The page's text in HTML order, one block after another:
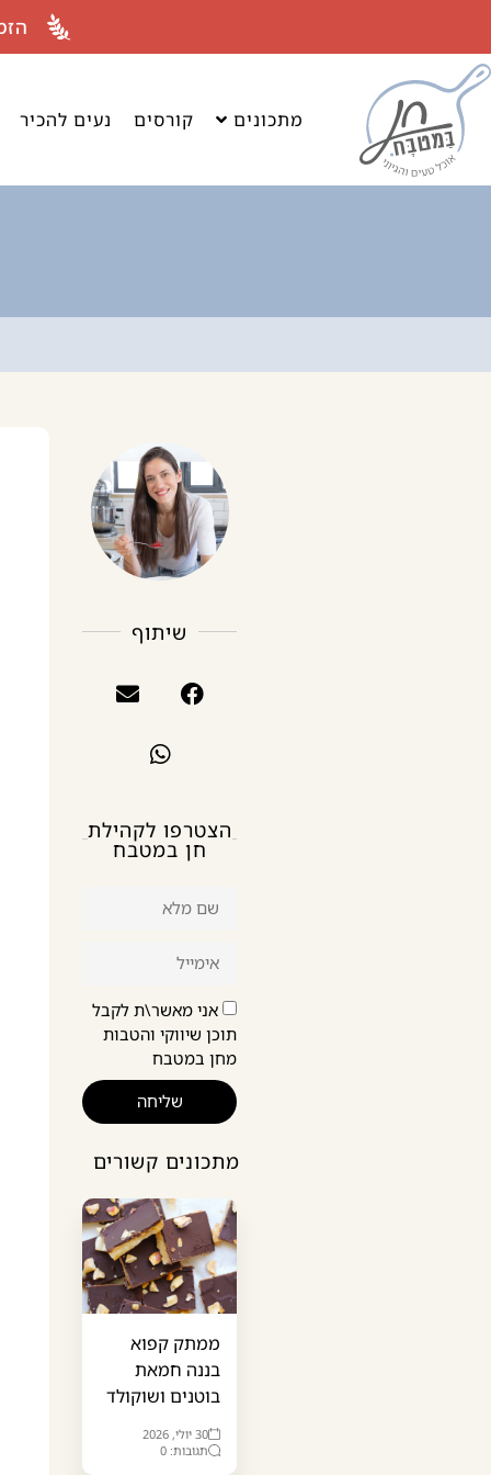
מתכונים קורסים נעים להכיר
שיתוף
הצטרפו לקהילת
חן במטבח
אני מאשר\ת לקבל
תוכן שיווקי והטבות
מחן במטבח
שליחה
מתכונים קשורים
ממתק קפוא
בננה חמאת
בוטנים ושוקולד
30 יולי, 2026
תגובות: 0